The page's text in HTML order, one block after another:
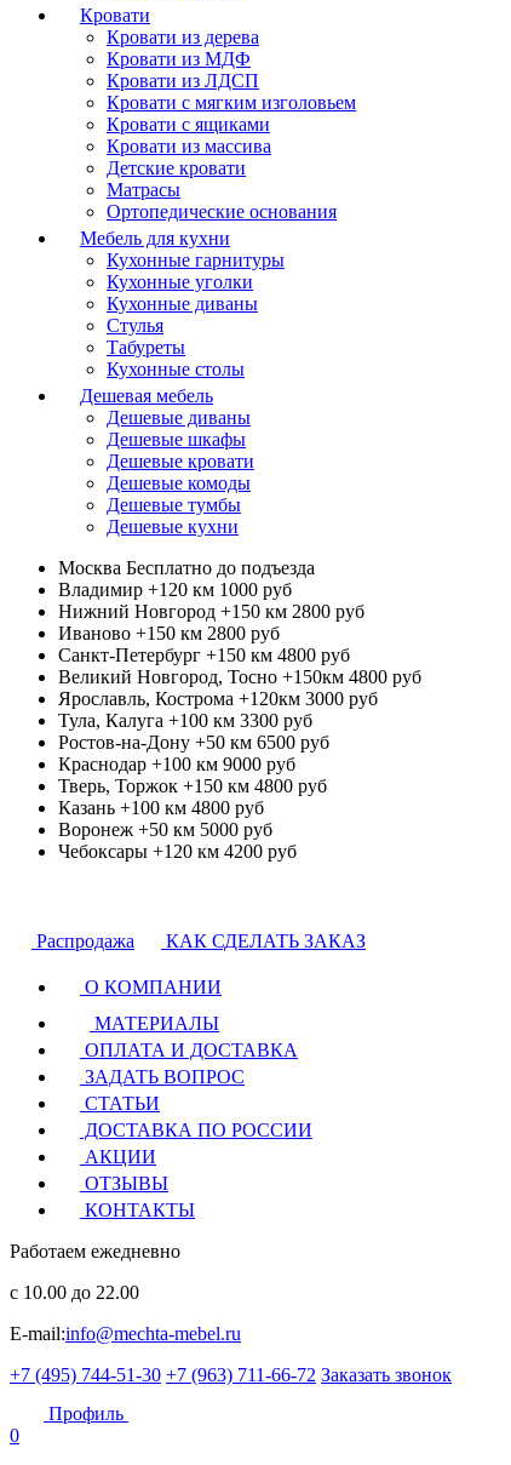
Кровати
Кровати из дерева
Кровати из МДФ
Кровати из ЛДСП
Кровати с мягким изголовьем
Кровати с ящиками
Кровати из массива
Детские кровати
Матрасы
Ортопедические основания
Мебель для кухни
Кухонные гарнитуры
Кухонные уголки
Кухонные диваны
Стулья
Табуреты
Кухонные столы
Дешевая мебель
Дешевые диваны
Дешевые шкафы
Дешевые кровати
Дешевые комоды
Дешевые тумбы
Дешевые кухни
Москва Бесплатно до подъезда
Владимир +120 км 1000 руб
Нижний Новгород +150 км 2800 руб
Иваново +150 км 2800 руб
Санкт-Петербург +150 км 4800 руб
Великий Новгород, Тосно +150км 4800 руб
Ярославль, Кострома +120км 3000 руб
Тула, Калуга +100 км 3300 руб
Ростов-на-Дону +50 км 6500 руб
Краснодар +100 км 9000 руб
Тверь, Торжок +150 км 4800 руб
Казань +100 км 4800 руб
Воронеж +50 км 5000 руб
Чебоксары +120 км 4200 руб
Распродажа КАК СДЕЛАТЬ ЗАКАЗ
О КОМПАНИИ
МАТЕРИАЛЫ
ОПЛАТА И ДОСТАВКА
ЗАДАТЬ ВОПРОС
СТАТЬИ
ДОСТАВКА ПО РОССИИ
АКЦИИ
ОТЗЫВЫ
КОНТАКТЫ
Работаем ежедневно
с 10.00 до 22.00
E-mail:info@mechta-mebel.ru
+7 (495) 744-51-30 +7 (963) 711-66-72 Заказать звонок
Профиль
0